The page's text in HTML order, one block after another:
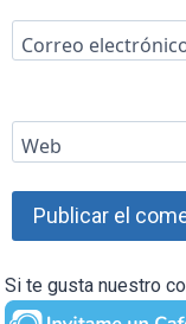
Correo
Web
Si te gusta nuestro